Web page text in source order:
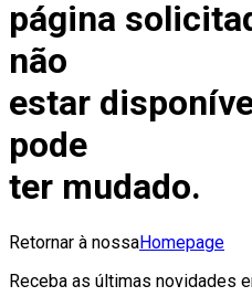
página
não
estar
pode
ter mudado.
Retornar à nossaHomepage
Receba as últimas novidades